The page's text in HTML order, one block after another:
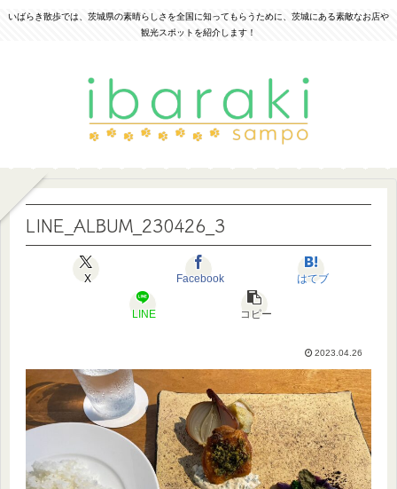
いばらき散歩では、茨城県の素晴らしさを全国に知ってもらうために、茨城にある素敵なお店や
観光スポットを紹介します！
LINE_ALBUM_230426_3
X Facebook はてブ
LINE コピー
2023.04.26